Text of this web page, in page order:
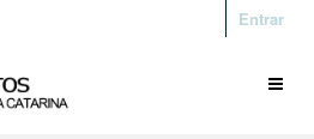
Entrar